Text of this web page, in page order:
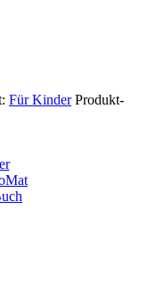
Für Kinder Produkt-